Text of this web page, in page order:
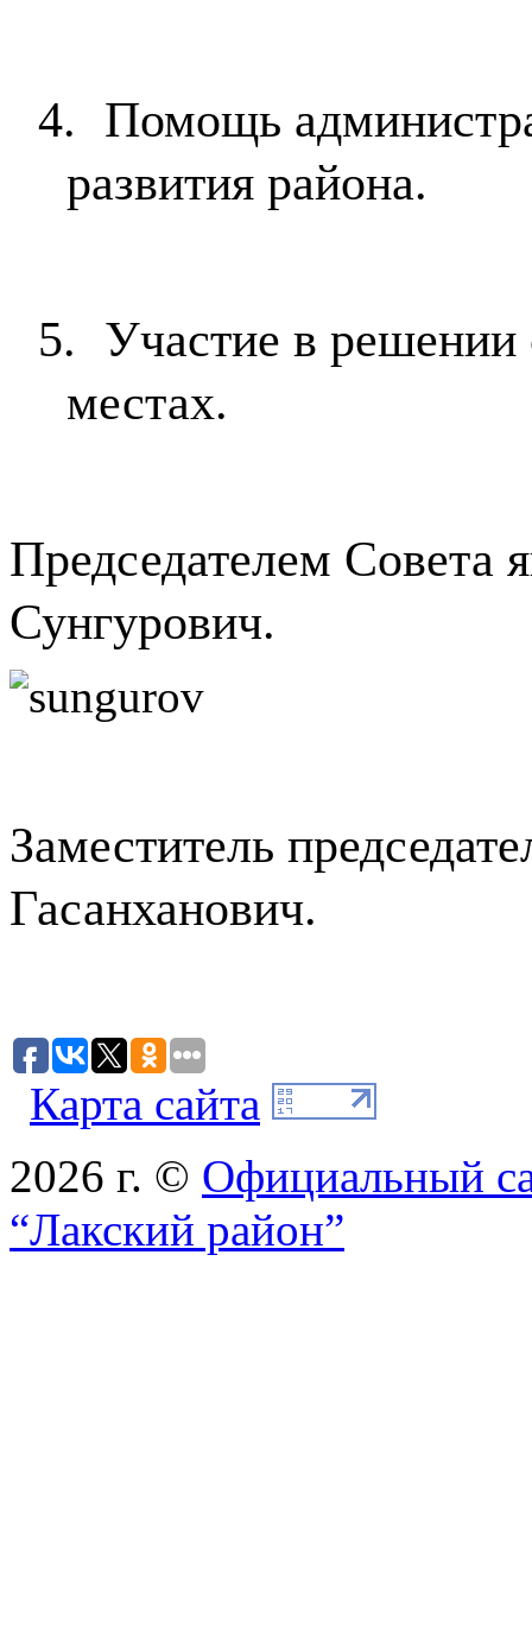
4.
Помощь
развития района.
5.
Участие в
местах.
Председателем Совета
Сунгурович.
Заместитель
Гасанханович.
Карта сайта
2026 г. © Официальный
“Лакский район”